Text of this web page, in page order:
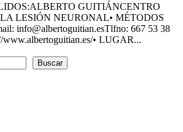
GUITIÁNCENTRO
LESIÓN NEURONAL• MÉTODOS
info@albertoguitian.esTlfno: 667 53 38
www.albertoguitian.es/• LUGAR...
Buscar